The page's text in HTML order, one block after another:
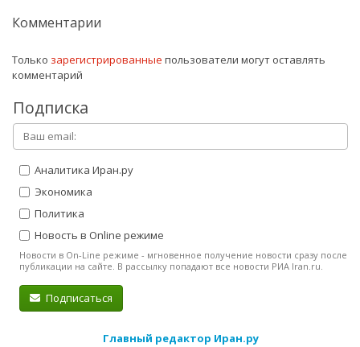
Комментарии
Только зарегистрированные пользователи могут оставлять
комментарий
Подписка
Аналитика Иран.ру
Экономика
Политика
Новость в Online режиме
Новости в On-Line режиме - мгновенное получение новости сразу после
публикации на сайте. В рассылку попадают все новости РИА Iran.ru.
Подписаться
Главный редактор Иран.ру